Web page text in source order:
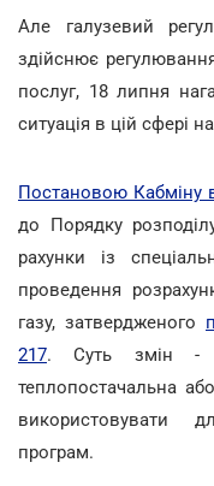
Але галузевий
здійснює
послуг, 18 липня
ситуація в цій сфері
Постановою Кабміну
до Порядку
рахунки із
проведення
газу, затвердженого
217. Суть змін -
теплопостачальна
використовувати
програм.